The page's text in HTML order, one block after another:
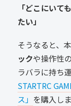
「どこにいて
たい」
そうなると、
ックや操作性
ラバラに持ち
STARTRC
ス」 を購入し